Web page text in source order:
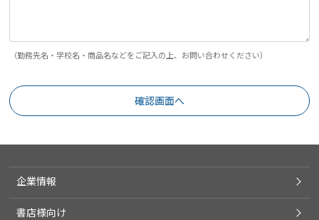
（勤務先名・学校名・商品名などをご記入の上、お問い合わせください）
企業情報
書店様向け